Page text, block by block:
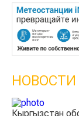
НОВОСТИ
Кыргызстан